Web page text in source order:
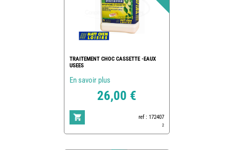
TRAITEMENT CHOC CASSETTE -EAUX
USEES
En savoir plus
26,00 €
ref : 172407
2